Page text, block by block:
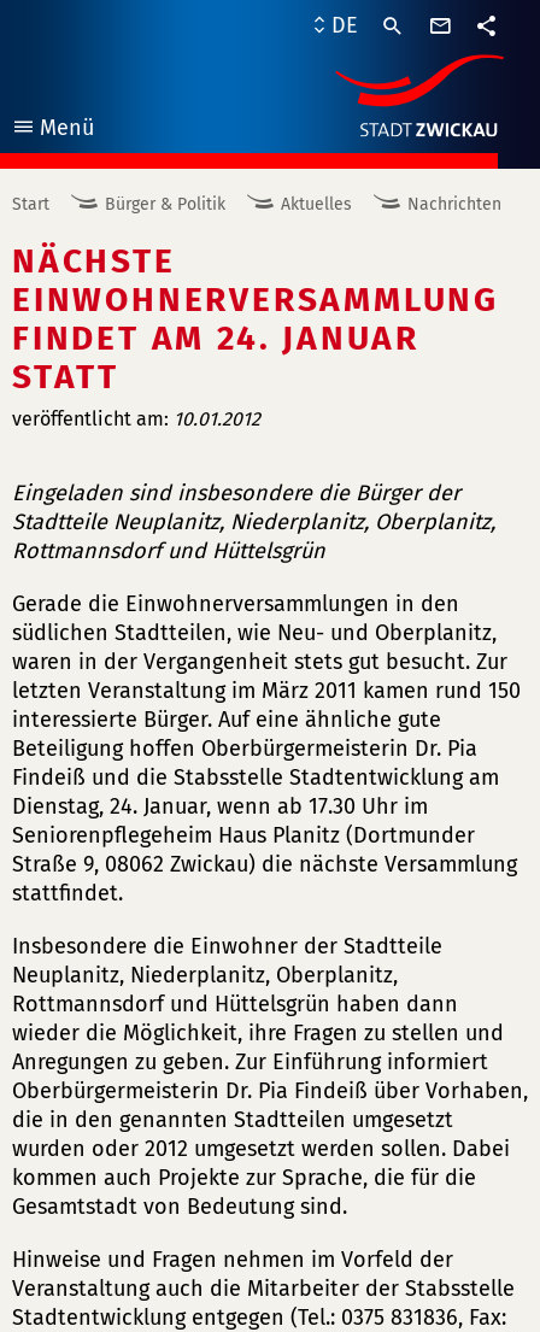
Menü
öffnen
DE
Start Bürger & Politik Aktuelles Nachrichten
NÄCHSTE
EINWOHNERVERSAMMLUNG
FINDET AM 24. JANUAR
STATT
veröffentlicht am: 10.01.2012
Eingeladen sind insbesondere die Bürger der
Stadtteile Neuplanitz, Niederplanitz, Oberplanitz,
Rottmannsdorf und Hüttelsgrün
Gerade die Einwohnerversammlungen in den
südlichen Stadtteilen, wie Neu- und Oberplanitz,
waren in der Vergangenheit stets gut besucht. Zur
letzten Veranstaltung im März 2011 kamen rund 150
interessierte Bürger. Auf eine ähnliche gute
Beteiligung hoffen Oberbürgermeisterin Dr. Pia
Findeiß und die Stabsstelle Stadtentwicklung am
Dienstag, 24. Januar, wenn ab 17.30 Uhr im
Seniorenpflegeheim Haus Planitz (Dortmunder
Straße 9, 08062 Zwickau) die nächste Versammlung
stattfindet.
Insbesondere die Einwohner der Stadtteile
Neuplanitz, Niederplanitz, Oberplanitz,
Rottmannsdorf und Hüttelsgrün haben dann
wieder die Möglichkeit, ihre Fragen zu stellen und
Anregungen zu geben. Zur Einführung informiert
Oberbürgermeisterin Dr. Pia Findeiß über Vorhaben,
die in den genannten Stadtteilen umgesetzt
wurden oder 2012 umgesetzt werden sollen. Dabei
kommen auch Projekte zur Sprache, die für die
Gesamtstadt von Bedeutung sind.
Hinweise und Fragen nehmen im Vorfeld der
Veranstaltung auch die Mitarbeiter der Stabsstelle
Stadtentwicklung entgegen (Tel.: 0375 831836, Fax: